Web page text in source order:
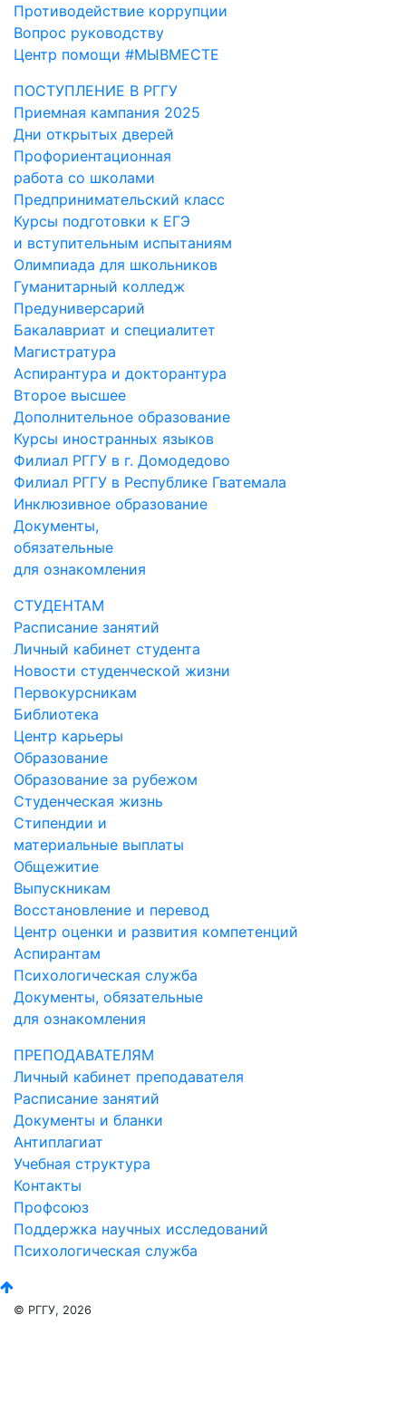
Противодействие коррупции
Вопрос руководству
Центр помощи #МЫВМЕСТЕ
ПОСТУПЛЕНИЕ В РГГУ
Приемная кампания 2025
Дни открытых дверей
Профориентационная
работа со школами
Предпринимательский класс
Курсы подготовки к ЕГЭ
и вступительным испытаниям
Олимпиада для школьников
Гуманитарный колледж
Предуниверсарий
Бакалавриат и специалитет
Магистратура
Аспирантура и докторантура
Второе высшее
Дополнительное образование
Курсы иностранных языков
Филиал РГГУ в г. Домодедово
Филиал РГГУ в Республике Гватемала
Инклюзивное образование
Документы,
обязательные
для ознакомления
СТУДЕНТАМ
Расписание занятий
Личный кабинет студента
Новости студенческой жизни
Первокурсникам
Библиотека
Центр карьеры
Образование
Образование за рубежом
Студенческая жизнь
Стипендии и
материальные выплаты
Общежитие
Выпускникам
Восстановление и перевод
Центр оценки и развития компетенций
Аспирантам
Психологическая служба
Документы, обязательные
для ознакомления
ПРЕПОДАВАТЕЛЯМ
Личный кабинет преподавателя
Расписание занятий
Документы и бланки
Антиплагиат
Учебная структура
Контакты
Профсоюз
Поддержка научных исследований
Психологическая служба
© РГГУ, 2026